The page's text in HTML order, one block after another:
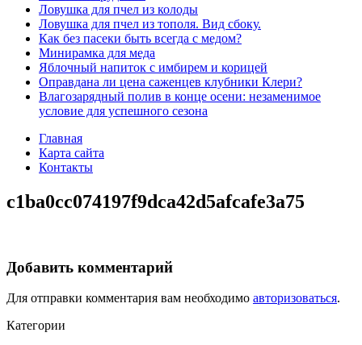
Ловушка для пчел из колоды
Ловушка для пчел из тополя. Вид сбоку.
Как без пасеки быть всегда с медом?
Минирамка для меда
Яблочный напиток с имбирем и корицей
Оправдана ли цена саженцев клубники Клери?
Влагозарядный полив в конце осени: незаменимое
условие для успешного сезона
Главная
Карта сайта
Контакты
c1ba0cc074197f9dca42d5afcafe3a75
Добавить комментарий
Для отправки комментария вам необходимо авторизоваться.
Категории